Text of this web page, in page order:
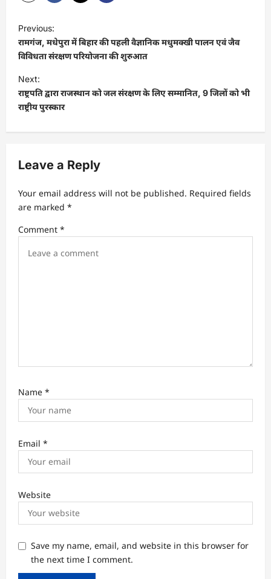
o
s
t
n
a
v
g
a
t
i
Previous:
रामगंज, मधेपुरा में बिहार की पहली वैज्ञानिक मधुमक्खी पालन एवं जैव
विविधता संरक्षण परियोजना की शुरुआत
Next:
राष्ट्रपति द्वारा राजस्थान को जल संरक्षण के लिए सम्मानित, 9 जिलों को भी
राष्ट्रीय पुरस्कार
Leave a Reply
Your email address will not be published. Required fields
are marked *
Comment *
Name *
Email *
Website
Save my name, email, and website in this browser for
the next time I comment.